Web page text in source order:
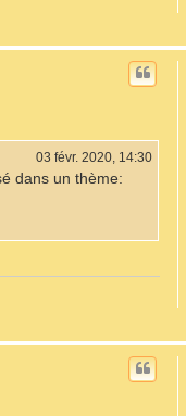
03 févr. 2020, 14:30
dans un thème: